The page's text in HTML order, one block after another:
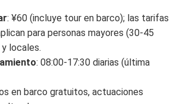
: ¥60 (incluye tour en barco); las tarifas
para personas mayores (30-45
locales.
: 08:00-17:30 diarias (última
en barco gratuitos, actuaciones